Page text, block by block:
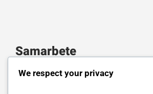
Samarbete
We respect your privacy